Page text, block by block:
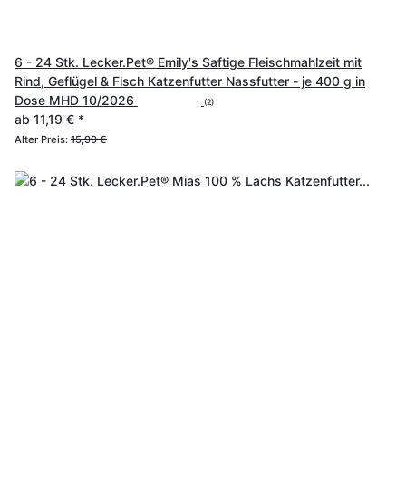
6 - 24 Stk. Lecker.Pet® Emily's Saftige Fleischmahlzeit mit
Rind, Geflügel & Fisch Katzenfutter Nassfutter - je 400 g in
Dose MHD 10/2026
(2)
ab 11,19 € *
Alter Preis: 15,99 €